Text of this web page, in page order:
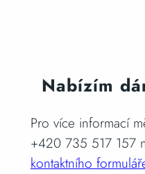
Nabízím
Pro více informací
+420 735 517 157
kontaktního